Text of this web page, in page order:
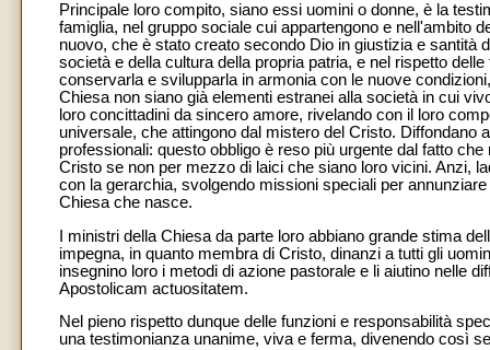
Principale loro compito, siano essi uomini o donne, è la
famiglia, nel gruppo sociale cui appartengono e nell'ambito
nuovo, che è stato creato secondo Dio in giustizia e santità
società e della cultura della propria patria, e nel rispetto
conservarla e svilupparla in armonia con le nuove
Chiesa non siano già elementi estranei alla società in cui
loro concittadini da sincero amore, rivelando con il loro
universale, che attingono dal mistero del Cristo. Diffondano
professionali: questo obbligo è reso più urgente dal fatto
Cristo se non per mezzo di laici che siano loro vicini. Anzi,
con la gerarchia, svolgendo missioni speciali per
Chiesa che nasce.
I ministri della Chiesa da parte loro abbiano grande stima
impegna, in quanto membra di Cristo, dinanzi a tutti gli
insegnino loro i metodi di azione pastorale e li aiutino nelle
Apostolicam actuositatem.
Nel pieno rispetto dunque delle funzioni e responsabilità
una testimonianza unanime, viva e ferma, divenendo così